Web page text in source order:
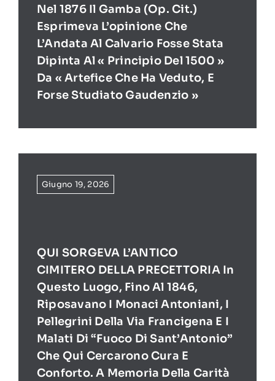
Nel 1876 Il Gamba (op. Cit.)
Esprimeva L’opinione Che
L’Andata Al Calvario Fosse Stata
Dipinta Al « Principio Del 1500 »
Da « Artefice Che Ha Veduto, E
Forse Studiato Gaudenzio »
Giugno 19, 2026
QUI SORGEVA L’ANTICO
CIMITERO DELLA PRECETTORIA In
Questo Luogo, Fino Al 1846,
Riposavano I Monaci Antoniani, I
Pellegrini Della Via Francigena E I
Malati Di “Fuoco Di Sant’Antonio”
Che Qui Cercarono Cura E
Conforto. A Memoria Della Carità